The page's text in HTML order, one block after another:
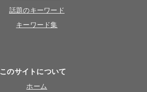
話題のキーワード
キーワード集
このサイトについて
ホーム